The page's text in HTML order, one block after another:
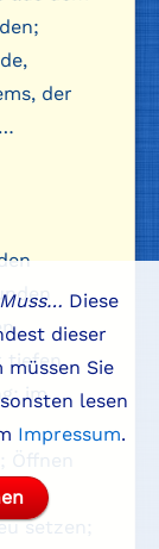
der
tiefen
im
Öffnen
setzen;
Diese
dieser
müssen Sie
lesen
Impressum.